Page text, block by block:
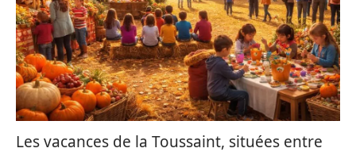
Les vacances de la Toussaint, situées entre